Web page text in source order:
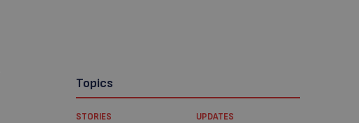
Topics
STORIES UPDATES